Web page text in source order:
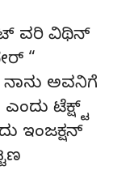
ವರಿ ವಿಥಿನ್
“
ಅವನಿಗೆ
ಟೆಕ್ಷ್ಟ್
ಇಂಜಕ್ಷನ್